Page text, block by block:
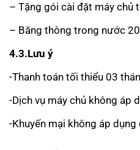
– Tặng gói cài đặt máy chủ
– Băng thông trong nước
4.3.Lưu ý
-Thanh toán tối thiểu 03
-Dịch vụ máy chủ không áp
-Khuyến mại không áp dụng